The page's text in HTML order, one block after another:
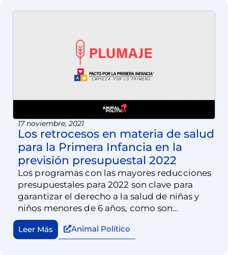
17 noviembre, 2021
Los retrocesos en materia de salud
para la Primera Infancia en la
previsión presupuestal 2022
Los programas con las mayores reducciones
presupuestales para 2022 son clave para
garantizar el derecho a la salud de niñas y
niños menores de 6 años, como son
“Atención a la Salud” del INSABI, que
aumenta un 30% pero en la asignación para
Leer Más Animal Político